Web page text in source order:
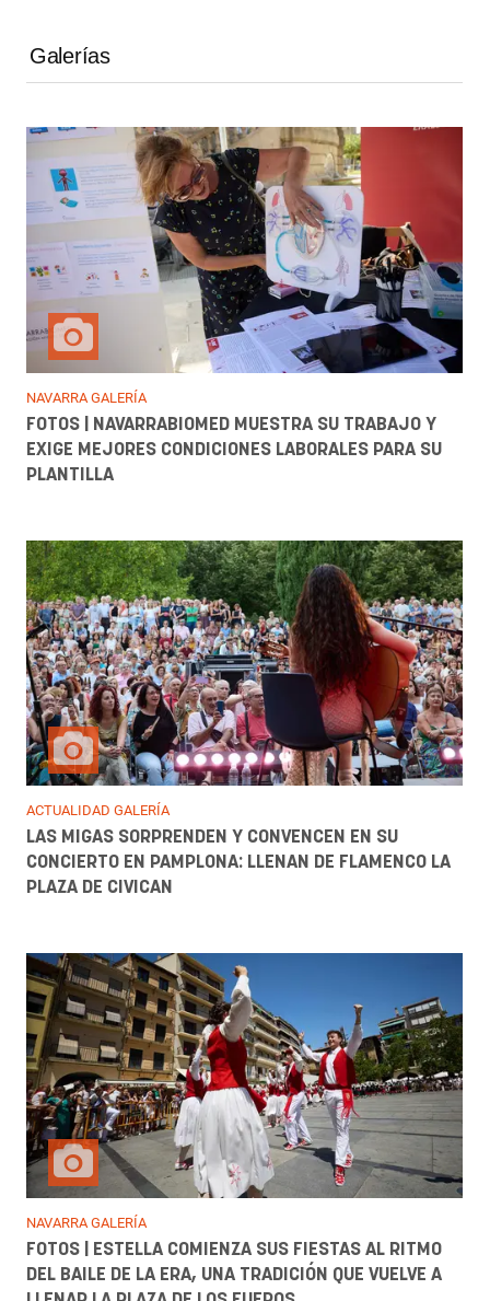
Galerías
NAVARRA GALERÍA
FOTOS | NAVARRABIOMED MUESTRA SU TRABAJO Y
EXIGE MEJORES CONDICIONES LABORALES PARA SU
PLANTILLA
ACTUALIDAD GALERÍA
LAS MIGAS SORPRENDEN Y CONVENCEN EN SU
CONCIERTO EN PAMPLONA: LLENAN DE FLAMENCO LA
PLAZA DE CIVICAN
NAVARRA GALERÍA
FOTOS | ESTELLA COMIENZA SUS FIESTAS AL RITMO
DEL BAILE DE LA ERA, UNA TRADICIÓN QUE VUELVE A